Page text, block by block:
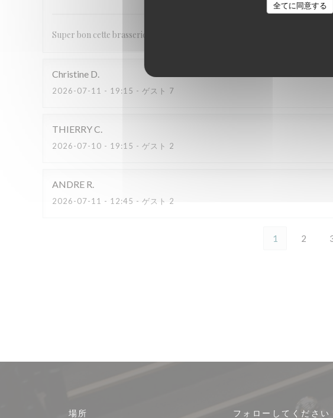
全てに同意する
Super bon cette brasserie
Christine D
2026-07-11 - 19:15 - ゲスト 7
THIERRYC
2026-07-10 - 19:15 - ゲスト 2
ANDRE R
2026-07-11 - 12:45 - ゲスト 2
1 2
場所 フォローしてください